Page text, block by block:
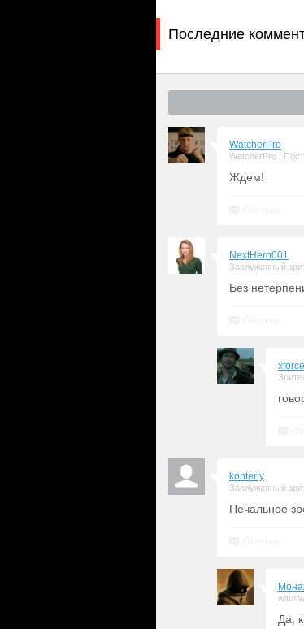
Последние
WatcherPro
WatcherPro
Ждем!
NextHero001
Заслуженный
Без
konteriy
Заслуженный
Печальное
Да,